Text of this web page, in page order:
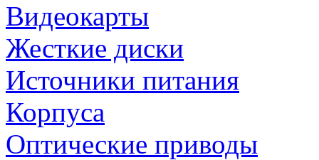
Видеокарты
Жесткие диски
Источники питания
Корпуса
Оптические приводы